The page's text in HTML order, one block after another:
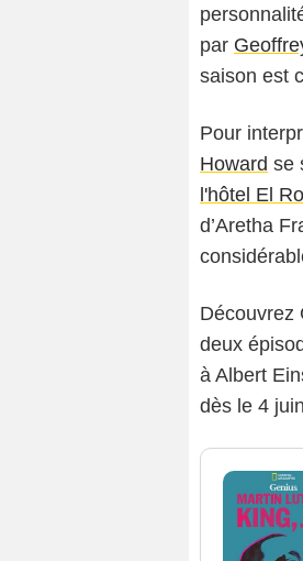
par
saison est
Pour
Howard se
l'hôtel El
d’Aretha
Découvrez
deux
à Albert
dès le 4